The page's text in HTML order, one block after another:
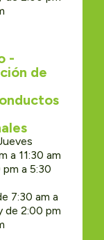
-
de
a 11:30 am
a 5:30
7:30 am a
de 2:00 pm